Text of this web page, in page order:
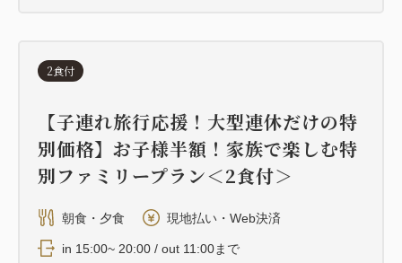
2食付
【子連れ旅行応援！大型連休だけの特
別価格】お子様半額！家族で楽しむ特
別ファミリープラン＜2食付＞
朝食・夕食 現地払い・Web決済
in 15:00~ 20:00 / out 11:00まで